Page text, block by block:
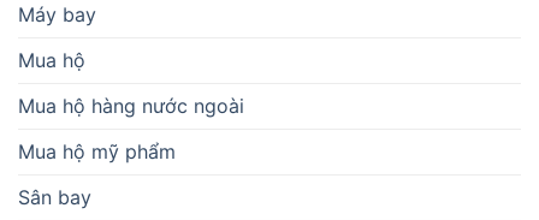
Máy bay
Mua hộ
Mua hộ hàng nước ngoài
Mua hộ mỹ phẩm
Sân bay